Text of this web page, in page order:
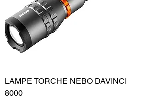
LAMPE TORCHE NEBO DAVINCI
8000